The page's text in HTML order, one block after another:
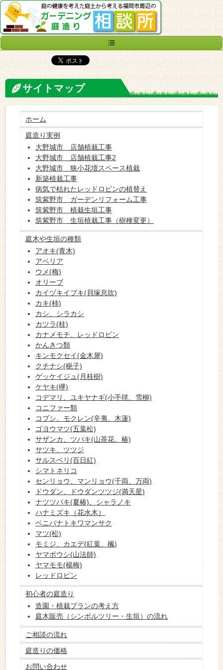
サイトマップ
ホーム
庭造り実例
大野城市 店舗植栽工事
大野城市 店舗植栽工事2
大野城市 狭小花壇スペース植栽
新築植栽工事
病気で枯れたレッドロビンの植替え
筑紫野市 ガーデンリフォーム工事
筑紫野市 植栽生垣工事
筑紫野市 生垣植栽工事（樹種変更）
庭木や生垣の種類
アオキ(青木)
アベリア
ウメ(梅)
オリーブ
カイヅキイブキ(貝塚息吹)
カキ(柿)
カシ、シラカシ
カツラ(桂)
カナメモチ、レッドロビン
かんきつ類
キンモクセイ(金木犀)
クチナシ(梔子)
ゲッケイジュ(月桂樹)
ケヤキ(欅)
コデマリ、ユキヤナギ(小手毬、雪柳)
コニファー類
コブシ、モクレン(辛夷、木蓮)
ゴヨウマツ(五葉松)
サザンカ、ツバキ(山茶花、椿)
サツキ、ツツジ
サルスベリ(百日紅)
シマトネリコ
センリョウ、マンリョウ(千両、万両)
ドウダン、ドウダンツツジ(満天星)
ナツツバキ(夏椿)、シャラノキ
ハナミズキ（花水木）
ベニバナトキワマンサク
マツ(松)
モミジ、カエデ(紅葉、楓)
ヤマボウシ(山法師)
ヤマモモ(楊梅)
レッドロビン
初心者の庭造り
造園・植栽プランの考え方
庭木販売（シンボルツリー・生垣）の流れ
ご相談の流れ
庭造りの価格
お問い合わせ